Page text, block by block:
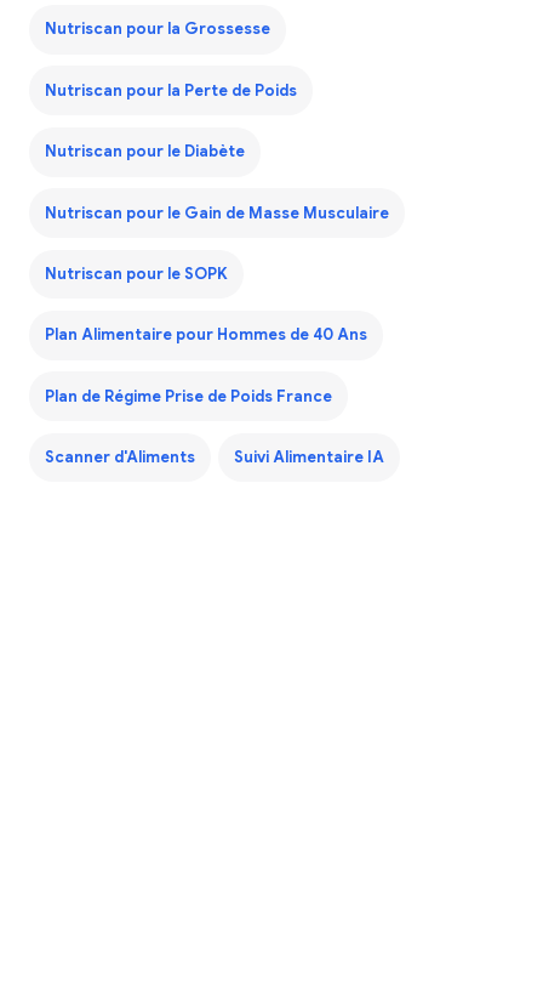
Nutriscan pour la Grossesse
Nutriscan pour la Perte de Poids
Nutriscan pour le Diabète
Nutriscan pour le Gain de Masse Musculaire
Nutriscan pour le SOPK
Plan Alimentaire pour Hommes de 40 Ans
Plan de Régime Prise de Poids France
Scanner d'Aliments Suivi Alimentaire IA